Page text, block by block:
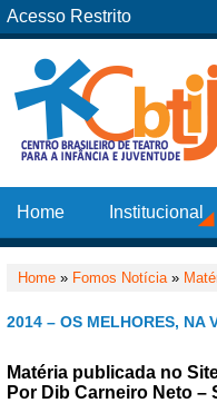
Acesso Restrito
Home Institucional
Home » Fomos Notícia»
2014 – OS MELHORES, NA
Matéria publicada no
Por Dib Carneiro Neto –